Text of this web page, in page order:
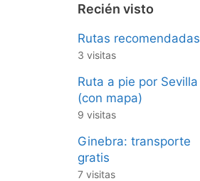
Recién visto
Rutas recomendadas
3 visitas
Ruta a pie por Sevilla
(con mapa)
9 visitas
Ginebra: transporte
gratis
7 visitas